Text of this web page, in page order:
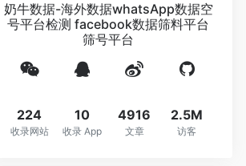
奶牛数据-海外数据whatsApp数据空
号平台检测 facebook数据筛料平台
筛号平台
224
收录网站
10
收录 App
4916
文章
2.5M
访客